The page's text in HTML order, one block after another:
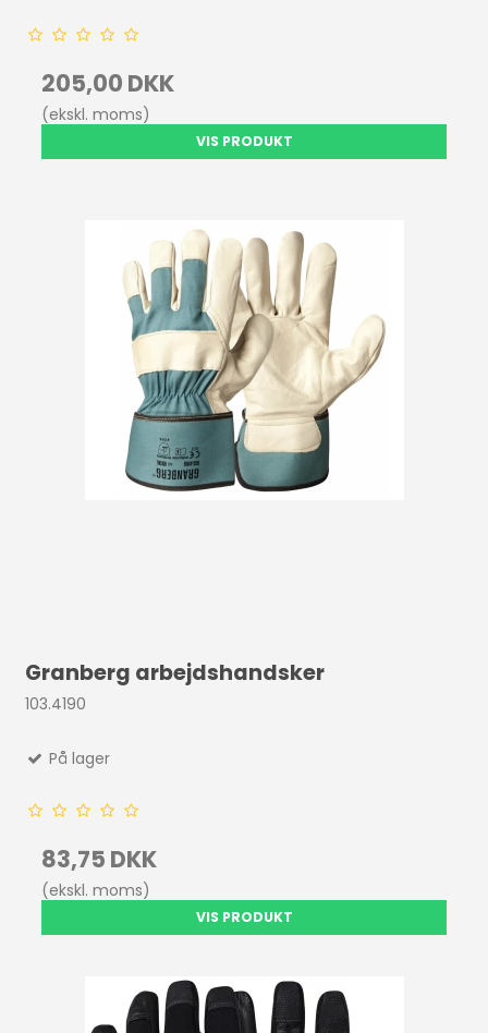
205,00 DKK
(ekskl. moms)
VIS PRODUKT
Granberg arbejdshandsker
103.4190
På lager
83,75 DKK
(ekskl. moms)
VIS PRODUKT